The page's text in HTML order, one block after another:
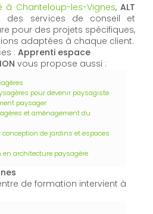
à Chanteloup-les-Vignes,ALT
des services de conseil et
pour des projets spécifiques,
adaptées à chaque client.
: Apprenti espace
vous propose aussi :
pour devenir paysagiste
paysager
et aménagement du
de jardins et espaces
en architecture paysagère
de formation intervient à